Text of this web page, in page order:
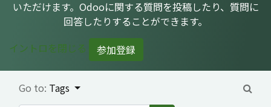
いただけます。Odooに関する質問を投稿したり、質問に
回答したりすることができます。
イントロを閉じる
参加登録
Go to: Tags